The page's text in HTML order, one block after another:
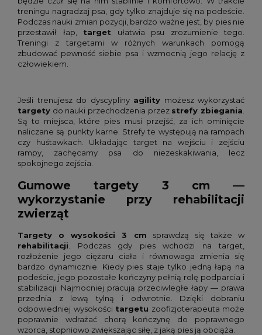
treningu nagradzaj psa, gdy tylko znajduje się na podeście.
Podczas nauki zmian pozycji, bardzo ważne jest, by pies nie
przestawił łap, target ułatwia psu zrozumienie tego.
Treningi z targetami w różnych warunkach pomogą
zbudować pewność siebie psa i wzmocnią jego relację z
człowiekiem.
Jeśli trenujesz do dyscypliny agility możesz wykorzystać
targety do nauki przechodzenia przez strefy zbiegania.
Są to miejsca, które pies musi przejść, za ich ominięcie
naliczane są punkty karne. Strefy te występują na rampach
czy huśtawkach. Układając target na wejściu i zejściu
rampy, zachęcamy psa do niezeskakiwania, lecz
spokojnego zejścia.
Gumowe targety 3 cm —
wykorzystanie przy rehabilitacji
zwierząt
Targety o wysokości 3 cm sprawdzą się także w
rehabilitacji . Podczas gdy pies wchodzi na target,
rozłożenie jego ciężaru ciała i równowaga zmienia się
bardzo dynamicznie. Kiedy pies staje tylko jedną łapą na
podeście, jego pozostałe kończyny pełnią rolę podparcia i
stabilizacji. Najmocniej pracują przeciwległe łapy — prawa
przednia z lewą tylną i odwrotnie. Dzięki dobraniu
odpowiedniej wysokości targetu zoofizjoterapeuta może
poprawnie wdrażać chorą kończynę do poprawnego
wzorca, stopniowo zwiększając siłę, z jaką pies ją obciąża.